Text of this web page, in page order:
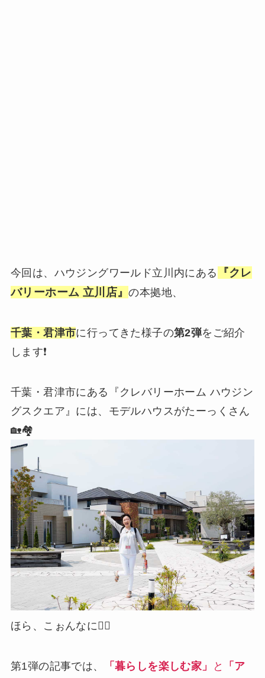
今回は、ハウジングワールド立川内にある
『クレ
バリーホーム 立川店』の本拠地、
千葉・君津市に行ってきた様子の第2弾をご紹介
します❗️
千葉・君津市にある『クレバリーホーム ハウジン
グスクエア』には、モデルハウスがたーっくさん
🏡🏘
ほら、こぉんなに🙋‍♀️
第1弾の記事では、 「暮らしを楽しむ家」 と
「ア